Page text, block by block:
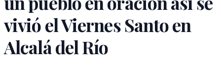
vivió el Viernes Santo en
Alcalá del Río